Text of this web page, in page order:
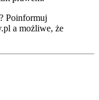
Poinformuj
a możliwe, że